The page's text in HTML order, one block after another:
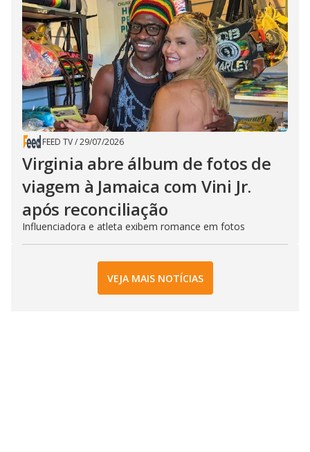
FEED TV/29/07/2026
Virginia abre álbum de fotos de
viagem à Jamaica com Vini Jr.
após reconciliação
Influenciadora e atleta exibem romance em fotos
VEJA MAIS NOTÍCIAS